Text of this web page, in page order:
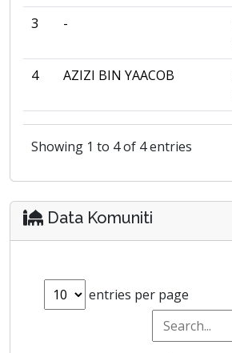
3
-
4
AZIZI BIN YAACOB
Showing 1 to 4 of 4 entries
Data Komuniti
entries per page